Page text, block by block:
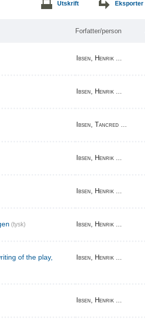
Utskrift Eksporter
Forfatter/person
Ibsen, Henrik ...
Ibsen, Henrik ...
Ibsen, Tancred ...
Ibsen, Henrik ...
Ibsen, Henrik ...
(tysk) Ibsen, Henrik ...
of the play,
Ibsen, Henrik ...
Ibsen, Henrik ...